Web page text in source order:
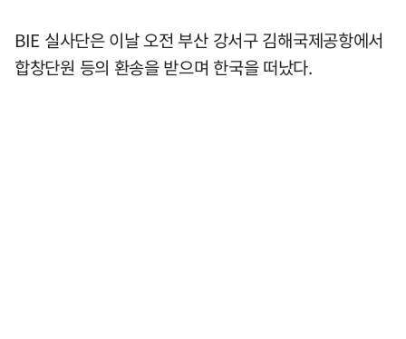
BIE 실사단은 이날 오전 부산 강서구 김해국제공항에서
합창단원 등의 환송을 받으며 한국을 떠났다.